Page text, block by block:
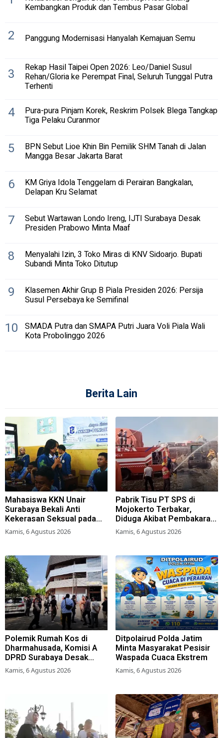
Kembangkan Produk dan Tembus Pasar Global
2 Panggung Modernisasi Hanyalah Kemajuan Semu
3 Rekap Hasil Taipei Open 2026: Leo/Daniel Susul
Rehan/Gloria ke Perempat Final, Seluruh Tunggal Putra
Terhenti
4 Pura-pura Pinjam Korek, Reskrim Polsek Blega Tangkap
Tiga Pelaku Curanmor
5 BPN Sebut Lioe Khin Bin Pemilik SHM Tanah di Jalan
Mangga Besar Jakarta Barat
6 KM Griya Idola Tenggelam di Perairan Bangkalan,
Delapan Kru Selamat
7 Sebut Wartawan Londo Ireng, IJTI Surabaya Desak
Presiden Prabowo Minta Maaf
8 Menyalahi Izin, 3 Toko Miras di KNV Sidoarjo. Bupati
Subandi Minta Toko Ditutup
9 Klasemen Akhir Grup B Piala Presiden 2026: Persija
Susul Persebaya ke Semifinal
10 SMADA Putra dan SMAPA Putri Juara Voli Piala Wali
Kota Probolinggo 2026
Berita Lain
Mahasiswa KKN Unair
Surabaya Bekali Anti
Kekerasan Seksual pada
Siswa SMK
Kamis, 6 Agustus 2026
Pabrik Tisu PT SPS di
Mojokerto Terbakar,
Diduga Akibat Pembakaran
Lahan Tebu
Kamis, 6 Agustus 2026
Polemik Rumah Kos di
Dharmahusada, Komisi A
DPRD Surabaya Desak
Pemkot Terbitkan Perwali
Perda Hunian Layak
Kamis, 6 Agustus 2026
Ditpolairud Polda Jatim
Minta Masyarakat Pesisir
Waspada Cuaca Ekstrem
Kamis, 6 Agustus 2026